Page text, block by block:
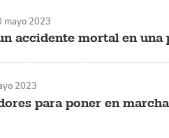
accidente mortal en
mayo 2023
para poner en
2023